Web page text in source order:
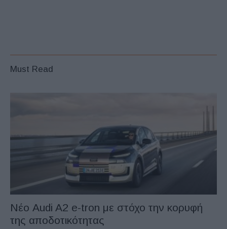
Must Read
Νέο Audi A2 e-tron με στόχο την κορυφή
της αποδοτικότητας